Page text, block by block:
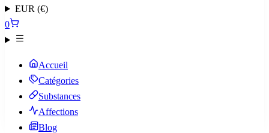
EUR (€)
0
Accueil
Catégories
Substances
Affections
Blog